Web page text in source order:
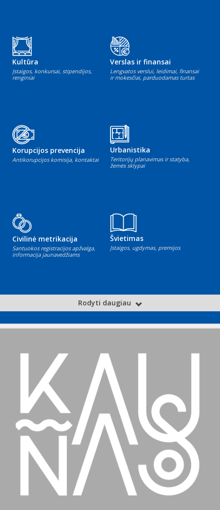
Kultūra
Įstaigos, konkursai, stipendijos,
renginiai
Verslas ir finansai
Lengvatos verslui, leidimai, finansai
ir mokesčiai, parduodamas turtas
Korupcijos prevencija
Antikorupcijos komisija, kontaktai
Urbanistika
Teritorijų planavimas ir statyba,
žemės sklypai
Civilinė metrikacija
Santuokos registracijos apžvalga,
informacija jaunavedžiams
Švietimas
Įstaigos, ugdymas, premijos
Rodyti daugiau